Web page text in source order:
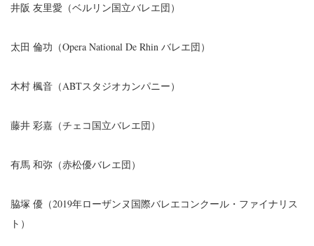
井阪 友里愛（ベルリン国立バレエ団）
太田 倫功（Opera National De Rhin バレエ団）
木村 楓音（ABTスタジオカンパニー）
藤井 彩嘉（チェコ国立バレエ団）
有馬 和弥（赤松優バレエ団）
脇塚 優（2019年ローザンヌ国際バレエコンクール・ファイナリス
ト）